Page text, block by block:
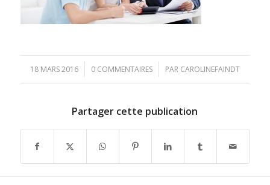
18 MARS 2016
/ 0 COMMENTAIRES
/ PAR CAROLINEFAINDT
Partager cette publication